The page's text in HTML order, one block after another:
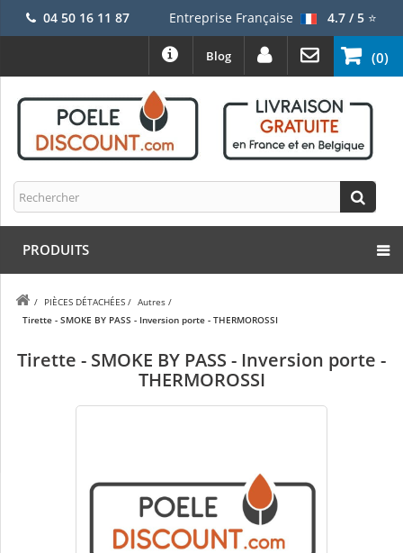
04 50 16 11 87 Entreprise Française 4.7 / 5⭐
(0)
Blog
PRODUITS
/ PIÈCES DÉTACHÉES / Autres /
Tirette - SMOKE BY PASS - Inversion porte - THERMOROSSI
Tirette - SMOKE BY PASS - Inversion porte -
THERMOROSSI